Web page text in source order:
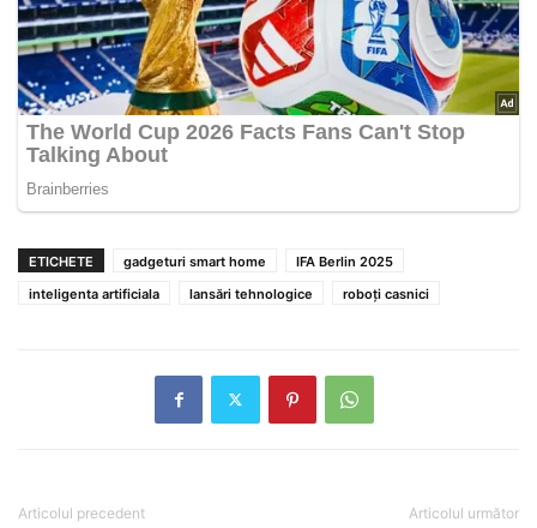
ETICHETE gadgeturi smart home
IFA Berlin 2025
inteligenta artificiala
lansări tehnologice roboți casnici
Articolul precedent Articolul următor